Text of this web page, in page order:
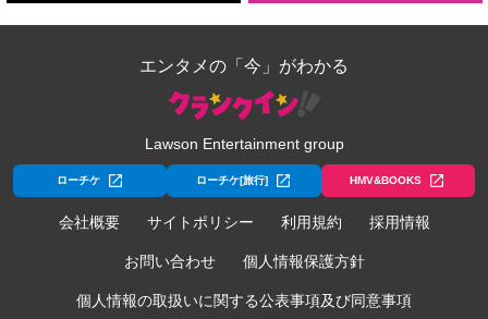
エンタメの「今」がわかる
Lawson Entertainment group
ローチケ ローチケ[旅行] HMV&BOOKS
会社概要 サイトポリシー 利用規約 採用情報
お問い合わせ 個人情報保護方針
個人情報の取扱いに関する公表事項及び同意事項